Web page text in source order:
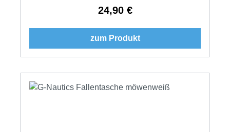
Regulärer Preis:
24,90 €
zum Produkt